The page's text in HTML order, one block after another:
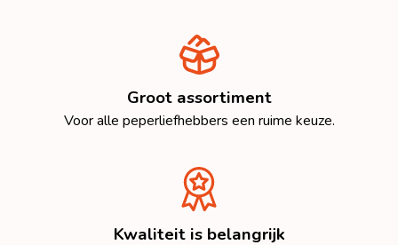
Groot assortiment
Voor alle peperliefhebbers een ruime keuze.
Kwaliteit is belangrijk